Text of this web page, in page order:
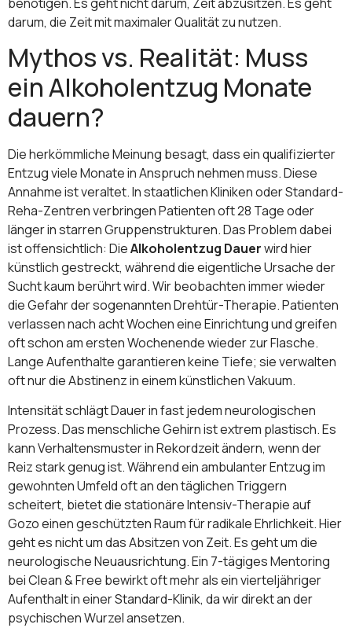
darum, die Zeit mit maximaler Qualität zu nutzen.
Mythos vs. Realität: Muss
ein Alkoholentzug Monate
dauern?
Die herkömmliche Meinung besagt, dass ein qualifizierter
Entzug viele Monate in Anspruch nehmen muss. Diese
Annahme ist veraltet. In staatlichen Kliniken oder Standard-
Reha-Zentren verbringen Patienten oft 28 Tage oder
länger in starren Gruppenstrukturen. Das Problem dabei
ist offensichtlich: DieAlkoholentzug Dauerwird hier
künstlich gestreckt, während die eigentliche Ursache der
Sucht kaum berührt wird. Wir beobachten immer wieder
die Gefahr der sogenannten Drehtür-Therapie. Patienten
verlassen nach acht Wochen eine Einrichtung und greifen
oft schon am ersten Wochenende wieder zur Flasche.
Lange Aufenthalte garantieren keine Tiefe; sie verwalten
oft nur die Abstinenz in einem künstlichen Vakuum.
Intensität schlägt Dauer in fast jedem neurologischen
Prozess. Das menschliche Gehirn ist extrem plastisch. Es
kann Verhaltensmuster in Rekordzeit ändern, wenn der
Reiz stark genug ist. Während ein ambulanter Entzug im
gewohnten Umfeld oft an den täglichen Triggern
scheitert, bietet die stationäre Intensiv-Therapie auf
Gozo einen geschützten Raum für radikale Ehrlichkeit. Hier
geht es nicht um das Absitzen von Zeit. Es geht um die
neurologische Neuausrichtung. Ein 7-tägiges Mentoring
bei Clean & Free bewirkt oft mehr als ein vierteljähriger
Aufenthalt in einer Standard-Klinik, da wir direkt an der
psychischen Wurzel ansetzen.